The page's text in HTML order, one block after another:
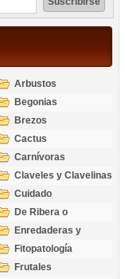
Arbustos
Begonias
Brezos
Cactus
Carnívoras
Claveles y Clavelinas
Cuidado
De Ribera o
Palustres
Enredaderas y
cubresuelos
Fitopatología
Frutales